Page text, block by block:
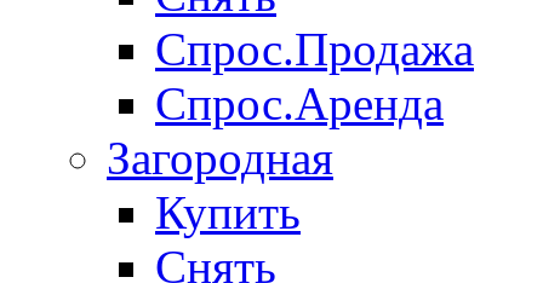
Спрос.Продажа
Спрос.Аренда
Загородная
Купить
Снять